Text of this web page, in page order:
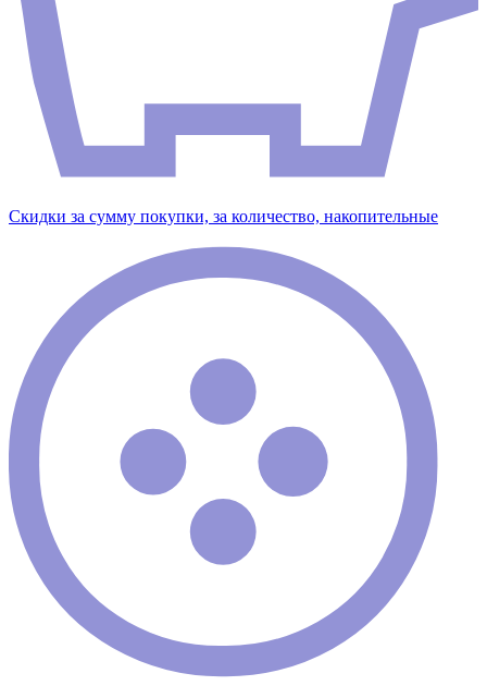
Скидки за сумму покупки, за количество, накопительные